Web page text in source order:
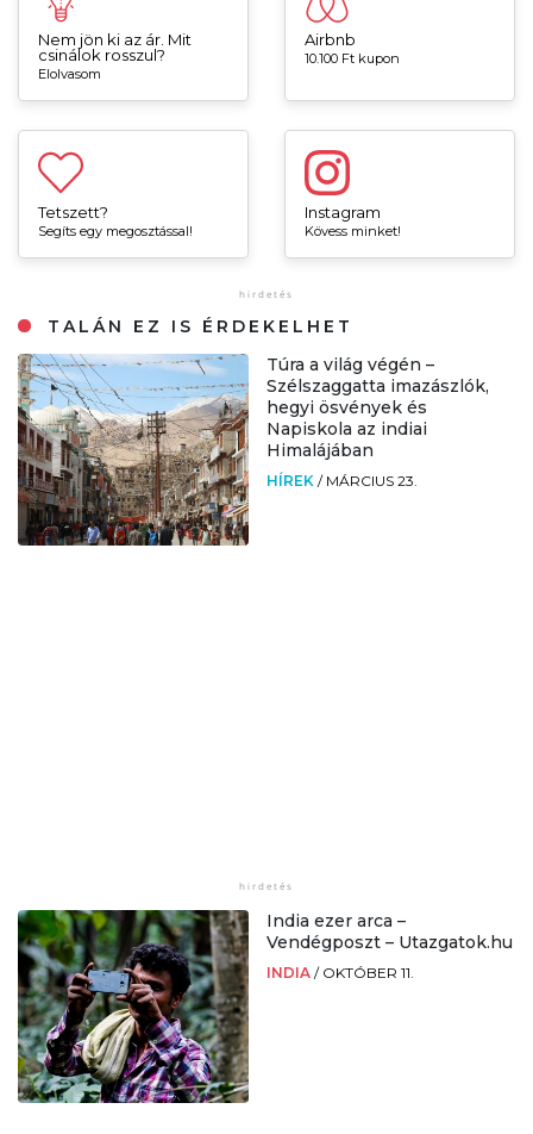
Nem jön ki az ár. Mit
csinálok rosszul?
Elolvasom
Airbnb
10.100 Ft kupon
Tetszett?
Segíts egy megosztással!
Instagram
Kövess minket!
TALÁN EZ IS ÉRDEKELHET
Túra a világ végén –
Szélszaggatta imazászlók,
hegyi ösvények és
Napiskola az indiai
Himalájában
HÍREK / MÁRCIUS 23.
India ezer arca –
Vendégposzt – Utazgatok.hu
INDIA / OKTÓBER 11.